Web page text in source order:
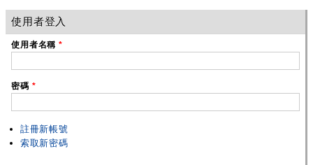
使用者登入
使用者名稱*
密碼 *
註冊新帳號
索取新密碼